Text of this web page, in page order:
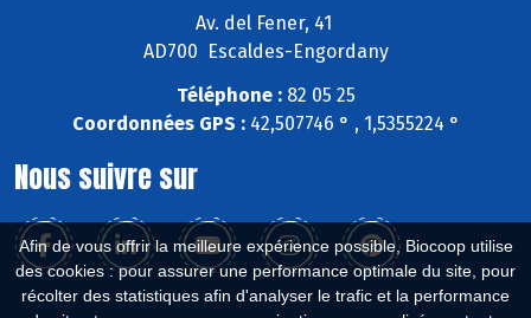
Afin de vous offrir la meilleure expérience possible, Biocoop utilise
des cookies : pour assurer une performance optimale du site, pour
récolter des statistiques afin d'analyser le trafic et la performance
Av. del Fener, 41
AD700 Escaldes-Engordany
Téléphone :82 05 25
Coordonnées GPS :42,507746 ° , 1,5355224 °
Nous suivre sur